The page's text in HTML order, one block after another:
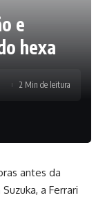
e
hexa
2 Min de leitura
antes da
a Ferrari